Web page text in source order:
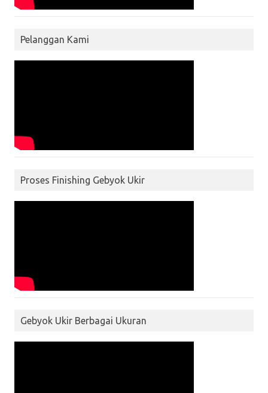
Pelanggan Kami
Proses Finishing Gebyok Ukir
Gebyok Ukir Berbagai Ukuran